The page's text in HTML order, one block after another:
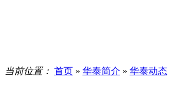
当前位置： 首页 » 华泰简介 » 华泰动态